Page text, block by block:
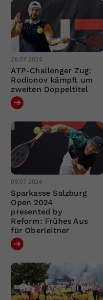
26.07.2024
ATP-Challenger Zug:
Rodionov kämpft um
zweiten Doppeltitel
09.07.2024
Sparkasse Salzburg
Open 2024
presented by
Reform: Frühes Aus
für Oberleitner